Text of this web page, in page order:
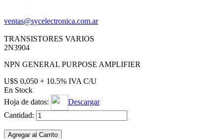
ventas@sycelectronica.com.ar
TRANSISTORES VARIOS
2N3904
NPN GENERAL PURPOSE AMPLIFIER
U$S 0,050 + 10.5% IVA C/U
En Stock
Hoja de datos:
Descargar
Cantidad:
Agregar al Carrito